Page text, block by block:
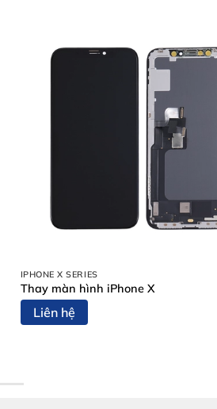
8. Thông tin liên hệ và Địa chỉ
1. Dấu hiệu cho
Màn hình là linh kiện quan
Sọc chỉ xanh, hồng hoặc
Liệt cảm ứng cục bộ:Khu
Nếu gặp một trong các tình
IPHONE X SERIES
Thay màn hình iPhone X
Liên hệ